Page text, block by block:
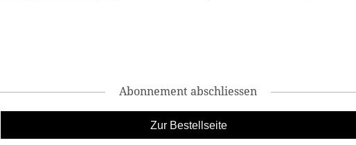
Abonnement abschliessen